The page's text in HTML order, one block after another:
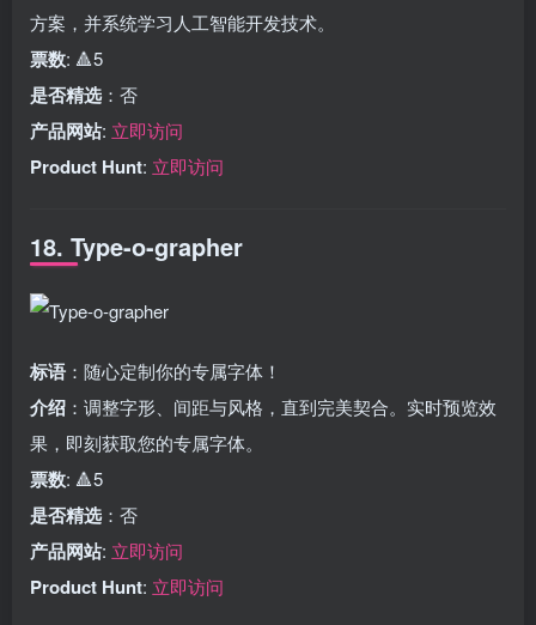
方案，并系统学习人工智能开发技术。
票数: 🔺5
是否精选 ：否
产品网站: 立即访问
Product Hunt: 立即访问
18. Type-o-grapher
标语 ：随心定制你的专属字体！
介绍 ：调整字形、间距与风格，直到完美契合。实时预览效
果，即刻获取您的专属字体。
票数: 🔺5
是否精选 ：否
产品网站: 立即访问
Product Hunt: 立即访问